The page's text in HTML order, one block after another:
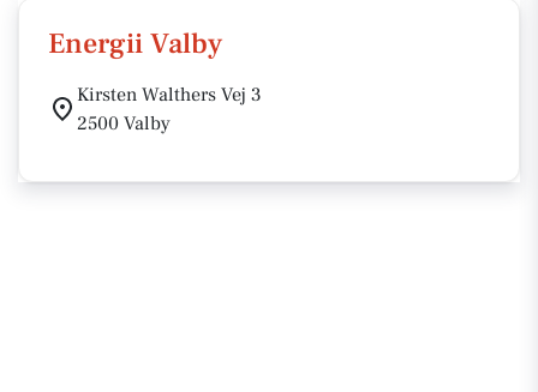
Energii Valby
Kirsten Walthers Vej 3
2500 Valby